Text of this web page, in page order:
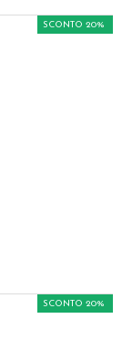
SCONTO 20%
SCONTO 20%